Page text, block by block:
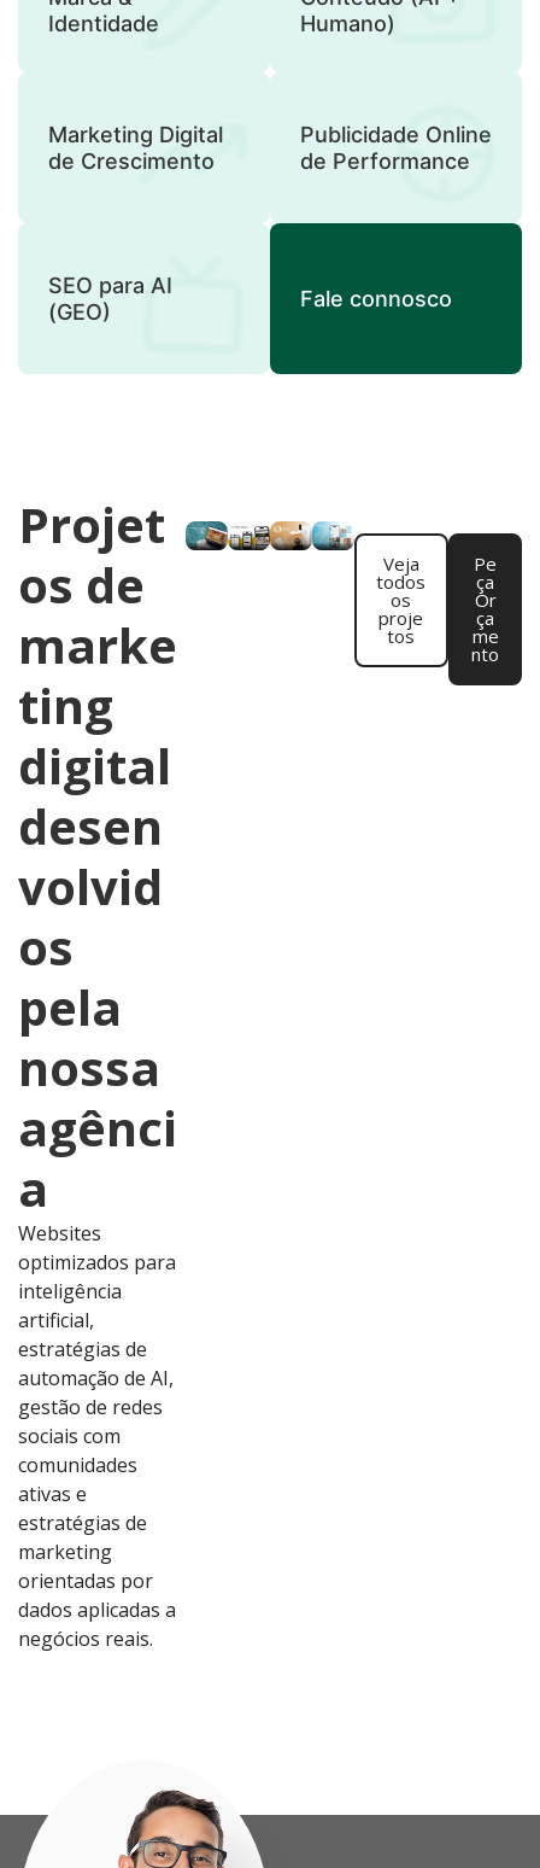
Identidade
Humano)
Marketing Digital
de Crescimento
Publicidade Online
de Performance
SEO para AI
(GEO)
Fale connosco
Projet
os de
marke
ting
digital
desen
volvid
os
pela
nossa
agênci
a
Websites
optimizados para
inteligência
artificial,
estratégias de
automação de AI,
gestão de redes
sociais com
comunidades
ativas e
estratégias de
marketing
orientadas por
dados aplicadas a
negócios reais.
Veja
todos
os
proje
tos
Pe
ça
Or
ça
me
nto